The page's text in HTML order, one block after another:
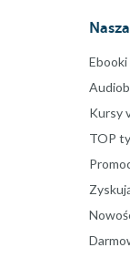
Ebooki
Kursy
TOP